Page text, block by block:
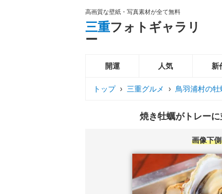
高画質な壁紙・写真素材が全て無料
三重フォトギャラリ
ー
開運 人気 新
トップ › 三重グルメ › 鳥羽浦村の牡
焼き牡蠣がトレー
画像下